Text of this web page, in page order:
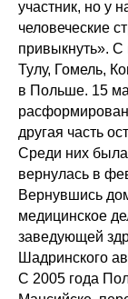
участник, но у
человеческие
привыкнуть».
Тулу, Гомель,
в Польше. 15
другая часть
Среди них
вернулась в
Вернувшись
медицинское
заведующей
Шадринского
С 2005 года